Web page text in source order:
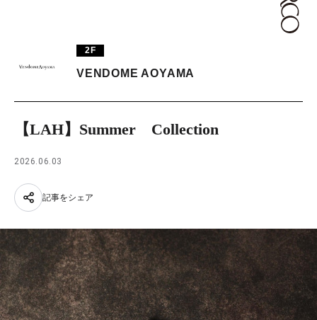
TAX FREE
日本語
2F
VENDOME AOYAMA
【LAH】Summer Collection
2026.06.03
記事をシェア